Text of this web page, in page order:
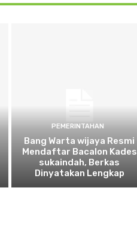
PEMERINTAHAN
Bang Warta wijaya Resmi
Mendaftar Bacalon Kades
sukaindah, Berkas
Dinyatakan Lengkap